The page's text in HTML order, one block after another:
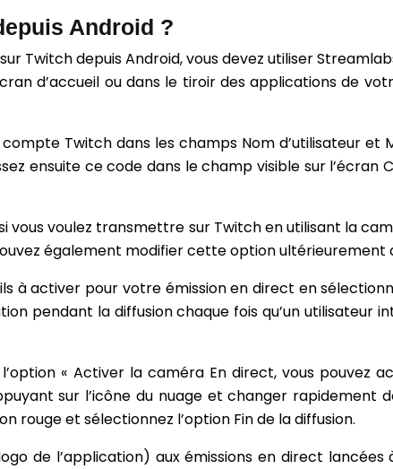
Android ?
Twitch depuis Android, vous devez utiliser
d’accueil ou dans le tiroir des applications de
Twitch dans les champs Nom d’utilisateur et
ensuite ce code dans le champ visible sur
vous voulez transmettre sur Twitch en utilisant la
également modifier cette option
à activer pour votre émission en direct en
pendant la diffusion chaque fois qu’un utilisateur
« Activer la caméra En direct, vous
sur l’icône du nuage et changer rapidement
rouge et sélectionnez l’option Fin de la diffusion.
de l’application) aux émissions en direct